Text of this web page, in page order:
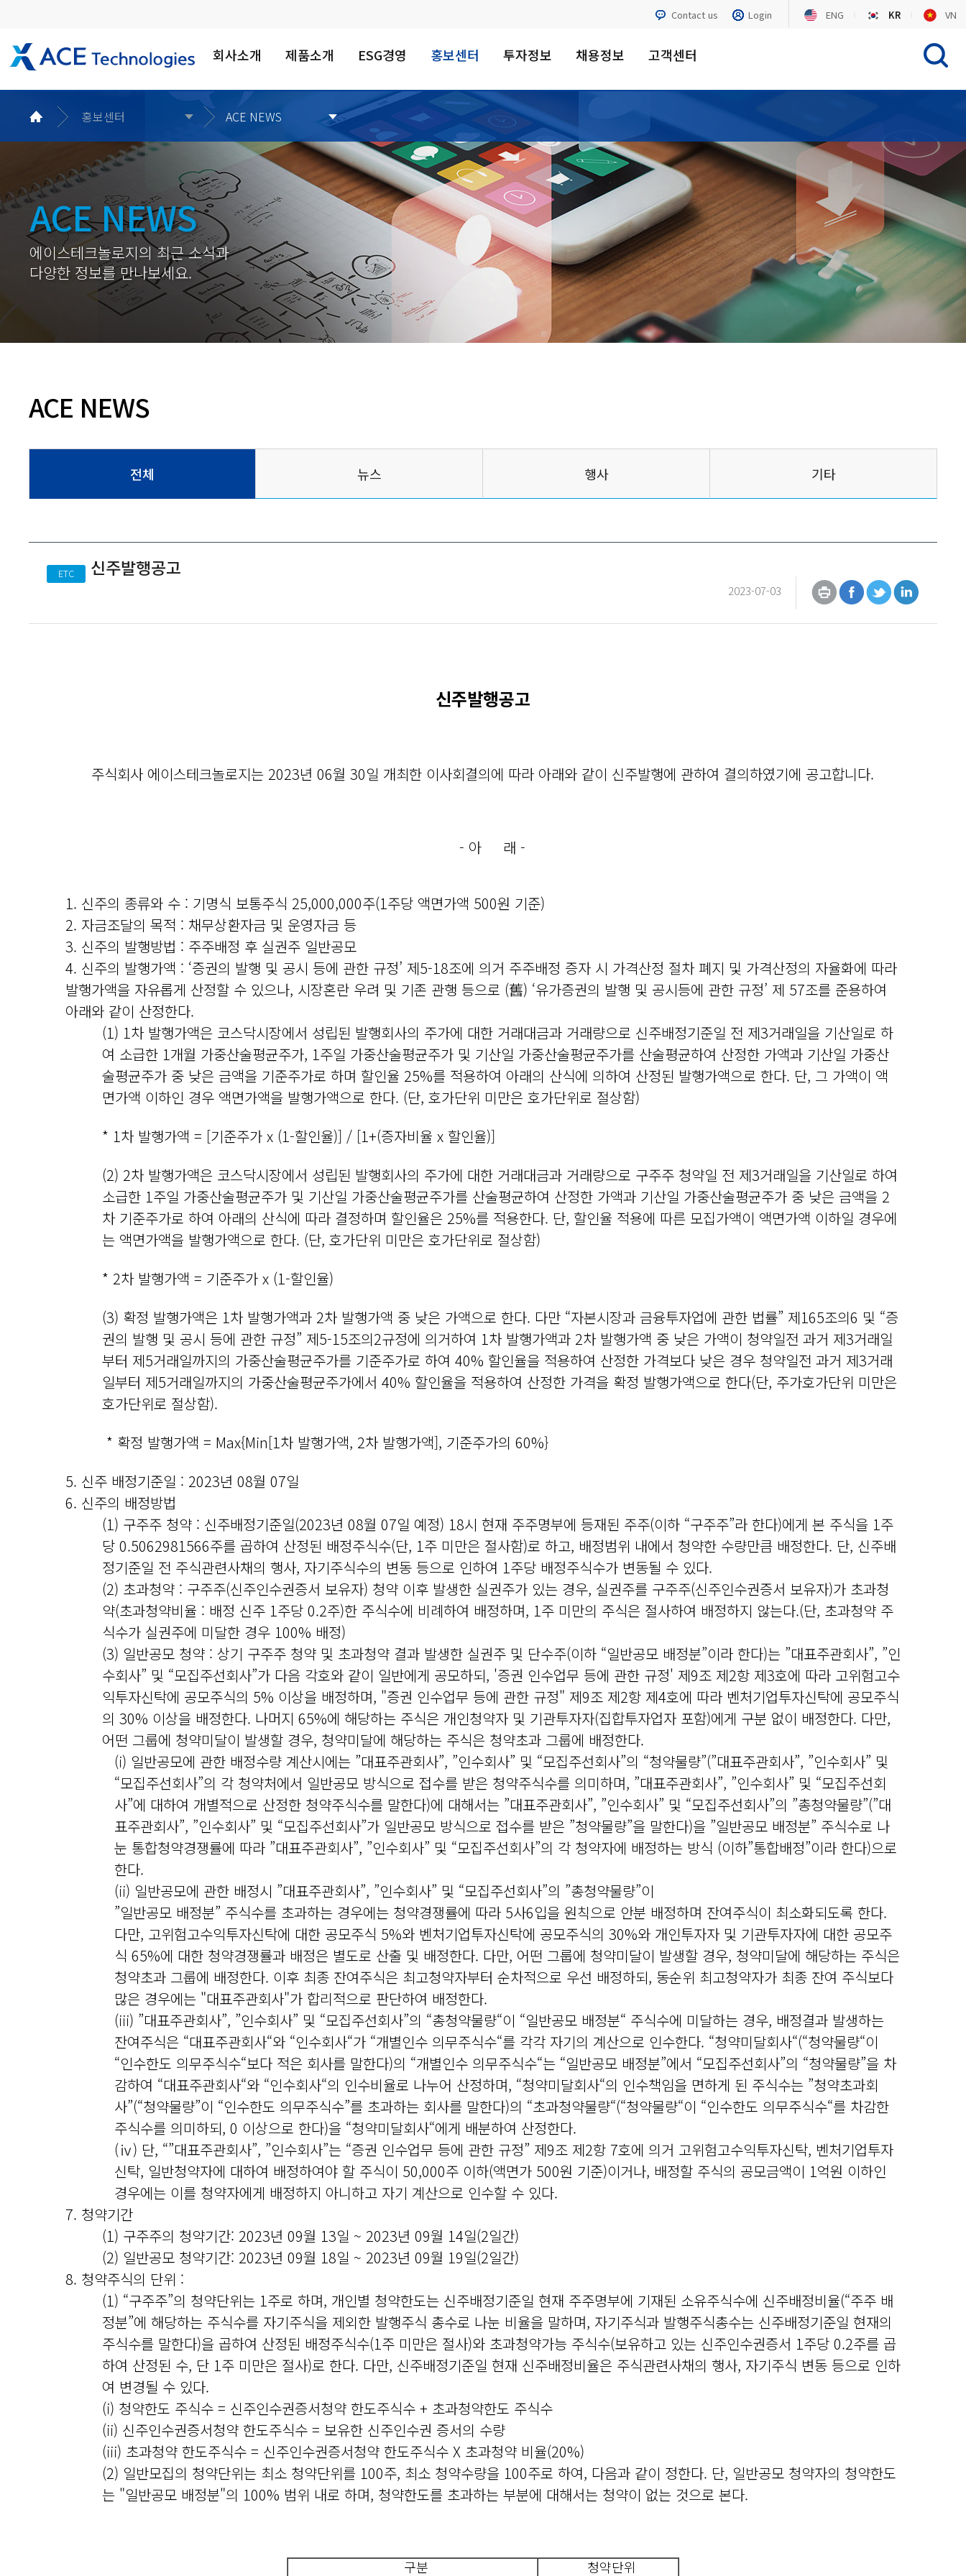
Contact us Login ENG KR VN
회사소개 제품소개 ESG경영 홍보센터 투자정보 채용정보 고객센터
홍보센터 ACE NEWS
ACE NEWS
에이스테크놀로지의 최근 소식과
다양한 정보를 만나보세요.
ACE NEWS
전체 뉴스 행사 기타
ETC 신주발행공고
2023-07-03
신주발행공고
주식회사 에이스테크놀로지는 2023년 06월 30일 개최한 이사회결의에 따라 아래와 같이 신주발행에 관하여 결의하였기에 공고합니다.
- 아 래 -
1. 신주의 종류와 수 : 기명식 보통주식 25,000,000주(1주당 액면가액 500원 기준)
2. 자금조달의 목적 : 채무상환자금 및 운영자금 등
3. 신주의 발행방법 : 주주배정 후 실권주 일반공모
4. 신주의 발행가액 : ‘증권의 발행 및 공시 등에 관한 규정’ 제5-18조에 의거 주주배정 증자 시 가격산정 절차 폐지 및 가격산정의 자율화에 따라
발행가액을 자유롭게 산정할 수 있으나, 시장혼란 우려 및 기존 관행 등으로 (舊) ‘유가증권의 발행 및 공시등에 관한 규정’ 제 57조를 준용하여
아래와 같이 산정한다.
(1) 1차 발행가액은 코스닥시장에서 성립된 발행회사의 주가에 대한 거래대금과 거래량으로 신주배정기준일 전 제3거래일을 기산일로 하
여 소급한 1개월 가중산술평균주가, 1주일 가중산술평균주가 및 기산일 가중산술평균주가를 산술평균하여 산정한 가액과 기산일 가중산
술평균주가 중 낮은 금액을 기준주가로 하며 할인율 25%를 적용하여 아래의 산식에 의하여 산정된 발행가액으로 한다. 단, 그 가액이 액
면가액 이하인 경우 액면가액을 발행가액으로 한다. (단, 호가단위 미만은 호가단위로 절상함)
* 1차 발행가액 = [기준주가 x (1-할인율)] / [1+(증자비율 x 할인율)]
(2) 2차 발행가액은 코스닥시장에서 성립된 발행회사의 주가에 대한 거래대금과 거래량으로 구주주 청약일 전 제3거래일을 기산일로 하여
소급한 1주일 가중산술평균주가 및 기산일 가중산술평균주가를 산술평균하여 산정한 가액과 기산일 가중산술평균주가 중 낮은 금액을 2
차 기준주가로 하여 아래의 산식에 따라 결정하며 할인율은 25%를 적용한다. 단, 할인율 적용에 따른 모집가액이 액면가액 이하일 경우에
는 액면가액을 발행가액으로 한다. (단, 호가단위 미만은 호가단위로 절상함)
* 2차 발행가액 = 기준주가 x (1-할인율)
(3) 확정 발행가액은 1차 발행가액과 2차 발행가액 중 낮은 가액으로 한다. 다만 “자본시장과 금융투자업에 관한 법률” 제165조의6 및 “증
권의 발행 및 공시 등에 관한 규정” 제5-15조의2규정에 의거하여 1차 발행가액과 2차 발행가액 중 낮은 가액이 청약일전 과거 제3거래일
부터 제5거래일까지의 가중산술평균주가를 기준주가로 하여 40% 할인율을 적용하여 산정한 가격보다 낮은 경우 청약일전 과거 제3거래
일부터 제5거래일까지의 가중산술평균주가에서 40% 할인율을 적용하여 산정한 가격을 확정 발행가액으로 한다(단, 주가호가단위 미만은
호가단위로 절상함).
* 확정 발행가액 = Max{Min[1차 발행가액, 2차 발행가액], 기준주가의 60%}
5. 신주 배정기준일 : 2023년 08월 07일
6. 신주의 배정방법
(1) 구주주 청약 : 신주배정기준일(2023년 08월 07일 예정) 18시 현재 주주명부에 등재된 주주(이하 “구주주”라 한다)에게 본 주식을 1주
당 0.5062981566주를 곱하여 산정된 배정주식수(단, 1주 미만은 절사함)로 하고, 배정범위 내에서 청약한 수량만큼 배정한다. 단, 신주배
정기준일 전 주식관련사채의 행사, 자기주식수의 변동 등으로 인하여 1주당 배정주식수가 변동될 수 있다.
(2) 초과청약 : 구주주(신주인수권증서 보유자) 청약 이후 발생한 실권주가 있는 경우, 실권주를 구주주(신주인수권증서 보유자)가 초과청
약(초과청약비율 : 배정 신주 1주당 0.2주)한 주식수에 비례하여 배정하며, 1주 미만의 주식은 절사하여 배정하지 않는다.(단, 초과청약 주
식수가 실권주에 미달한 경우 100% 배정)
(3) 일반공모 청약 : 상기 구주주 청약 및 초과청약 결과 발생한 실권주 및 단수주(이하 “일반공모 배정분”이라 한다)는 ”대표주관회사”, ”인
수회사” 및 “모집주선회사”가 다음 각호와 같이 일반에게 공모하되, '증권 인수업무 등에 관한 규정' 제9조 제2항 제3호에 따라 고위험고수
익투자신탁에 공모주식의 5% 이상을 배정하며, "증권 인수업무 등에 관한 규정" 제9조 제2항 제4호에 따라 벤처기업투자신탁에 공모주식
의 30% 이상을 배정한다. 나머지 65%에 해당하는 주식은 개인청약자 및 기관투자자(집합투자업자 포함)에게 구분 없이 배정한다. 다만,
어떤 그룹에 청약미달이 발생할 경우, 청약미달에 해당하는 주식은 청약초과 그룹에 배정한다.
(i) 일반공모에 관한 배정수량 계산시에는 ”대표주관회사”, ”인수회사” 및 “모집주선회사”의 “청약물량”(”대표주관회사”, ”인수회사” 및
“모집주선회사”의 각 청약처에서 일반공모 방식으로 접수를 받은 청약주식수를 의미하며, ”대표주관회사”, ”인수회사” 및 “모집주선회
사”에 대하여 개별적으로 산정한 청약주식수를 말한다)에 대해서는 ”대표주관회사”, ”인수회사” 및 “모집주선회사”의 ”총청약물량”(”대
표주관회사”, ”인수회사” 및 “모집주선회사”가 일반공모 방식으로 접수를 받은 ”청약물량”을 말한다)을 ”일반공모 배정분” 주식수로 나
눈 통합청약경쟁률에 따라 ”대표주관회사”, ”인수회사” 및 “모집주선회사”의 각 청약자에 배정하는 방식 (이하”통합배정”이라 한다)으로
한다.
(ii) 일반공모에 관한 배정시 ”대표주관회사”, ”인수회사” 및 “모집주선회사”의 ”총청약물량”이
”일반공모 배정분” 주식수를 초과하는 경우에는 청약경쟁률에 따라 5사6입을 원칙으로 안분 배정하며 잔여주식이 최소화되도록 한다.
다만, 고위험고수익투자신탁에 대한 공모주식 5%와 벤처기업투자신탁에 공모주식의 30%와 개인투자자 및 기관투자자에 대한 공모주
식 65%에 대한 청약경쟁률과 배정은 별도로 산출 및 배정한다. 다만, 어떤 그룹에 청약미달이 발생할 경우, 청약미달에 해당하는 주식은
청약초과 그룹에 배정한다. 이후 최종 잔여주식은 최고청약자부터 순차적으로 우선 배정하되, 동순위 최고청약자가 최종 잔여 주식보다
많은 경우에는 "대표주관회사"가 합리적으로 판단하여 배정한다.
(iii) ”대표주관회사”, ”인수회사” 및 “모집주선회사”의 “총청약물량“이 “일반공모 배정분“ 주식수에 미달하는 경우, 배정결과 발생하는
잔여주식은 “대표주관회사“와 “인수회사“가 “개별인수 의무주식수“를 각각 자기의 계산으로 인수한다. “청약미달회사“(“청약물량“이
“인수한도 의무주식수“보다 적은 회사를 말한다)의 “개별인수 의무주식수“는 “일반공모 배정분”에서 “모집주선회사”의 “청약물량”을 차
감하여 “대표주관회사“와 “인수회사“의 인수비율로 나누어 산정하며, “청약미달회사“의 인수책임을 면하게 된 주식수는 ”청약초과회
사”(“청약물량”이 “인수한도 의무주식수”를 초과하는 회사를 말한다)의 “초과청약물량“(“청약물량“이 “인수한도 의무주식수“를 차감한
주식수를 의미하되, 0 이상으로 한다)을 “청약미달회사“에게 배분하여 산정한다.
(ⅳ) 단, “”대표주관회사”, ”인수회사”는 “증권 인수업무 등에 관한 규정” 제9조 제2항 7호에 의거 고위험고수익투자신탁, 벤처기업투자
신탁, 일반청약자에 대하여 배정하여야 할 주식이 50,000주 이하(액면가 500원 기준)이거나, 배정할 주식의 공모금액이 1억원 이하인
경우에는 이를 청약자에게 배정하지 아니하고 자기 계산으로 인수할 수 있다.
7. 청약기간
(1) 구주주의 청약기간: 2023년 09월 13일 ~ 2023년 09월 14일(2일간)
(2) 일반공모 청약기간: 2023년 09월 18일 ~ 2023년 09월 19일(2일간)
8. 청약주식의 단위 :
(1) “구주주”의 청약단위는 1주로 하며, 개인별 청약한도는 신주배정기준일 현재 주주명부에 기재된 소유주식수에 신주배정비율(“주주 배
정분”에 해당하는 주식수를 자기주식을 제외한 발행주식 총수로 나눈 비율을 말하며, 자기주식과 발행주식총수는 신주배정기준일 현재의
주식수를 말한다)을 곱하여 산정된 배정주식수(1주 미만은 절사)와 초과청약가능 주식수(보유하고 있는 신주인수권증서 1주당 0.2주를 곱
하여 산정된 수, 단 1주 미만은 절사)로 한다. 다만, 신주배정기준일 현재 신주배정비율은 주식관련사채의 행사, 자기주식 변동 등으로 인하
여 변경될 수 있다.
(i) 청약한도 주식수 = 신주인수권증서청약 한도주식수 + 초과청약한도 주식수
(ii) 신주인수권증서청약 한도주식수 = 보유한 신주인수권 증서의 수량
(iii) 초과청약 한도주식수 = 신주인수권증서청약 한도주식수 X 초과청약 비율(20%)
(2) 일반모집의 청약단위는 최소 청약단위를 100주, 최소 청약수량을 100주로 하여, 다음과 같이 정한다. 단, 일반공모 청약자의 청약한도
는 "일반공모 배정분"의 100% 범위 내로 하며, 청약한도를 초과하는 부분에 대해서는 청약이 없는 것으로 본다.
구분 청약단위